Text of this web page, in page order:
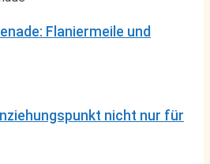
Flaniermeile und
nicht nur für